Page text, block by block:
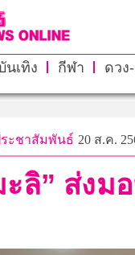
นเทิง กีฬา ดวง
ะชาสัมพันธ์ 20 ส.ค.
ลิ” ส่งม